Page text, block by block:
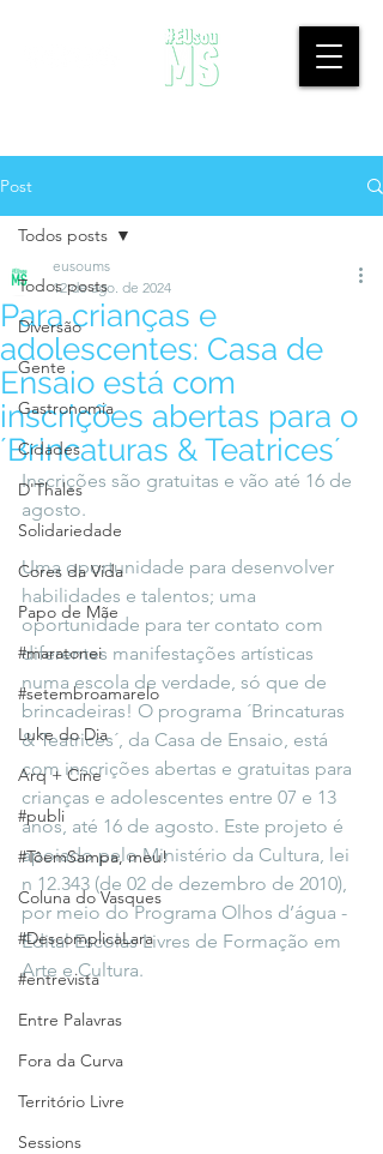
Post
Todos posts
Diversão
Gente
Gastronomia
Cidades
D'Thales
Solidariedade
Cores da Vida
Papo de Mãe
#maratonei
#setembroamarelo
Luke do Dia
Arq + Cine
#publi
#TôemSampa, meu!
Coluna do Vasques
#DescomplicaLara
#entrevista
Entre Palavras
Fora da Curva
Território Livre
Sessions
Todos posts
Para crianças e
adolescentes: Casa de
Ensaio está com
inscrições abertas para o
´Brincaturas & Teatrices´
eusoums
12 de ago. de 2024
Inscrições são gratuitas e vão até 16 de
agosto.
Uma oportunidade para desenvolver
habilidades e talentos; uma
oportunidade para ter contato com
diferentes manifestações artísticas
numa escola de verdade, só que de
brincadeiras! O programa ´Brincaturas
& Teatrices´, da Casa de Ensaio, está
com inscrições abertas e gratuitas para
crianças e adolescentes entre 07 e 13
anos, até 16 de agosto. Este projeto é
apoiado pelo Ministério da Cultura, lei
n 12.343 (de 02 de dezembro de 2010),
por meio do Programa Olhos d’água -
Edital Escolas Livres de Formação em
Arte e Cultura.